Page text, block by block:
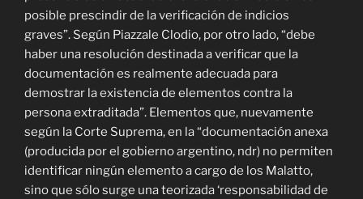
posible prescindir de la verificación de indicios
graves”. Según Piazzale Clodio, por otro lado, “debe
haber una resolución destinada a verificar que la
documentación es realmente adecuada para
demostrar la existencia de elementos contra la
persona extraditada”. Elementos que, nuevamente
según la Corte Suprema, en la “documentación anexa
(producida por el gobierno argentino, ndr) no permiten
identificar ningún elemento a cargo de los Malatto,
sino que sólo surge una teorizada ‘responsabilidad de